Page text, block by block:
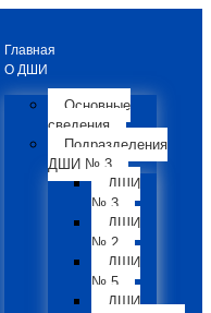
Главная
О ДШИ
Основные
сведения
Подразделения
ДШИ № 3
ДШИ
№ 3
ДШИ
№ 2
ДШИ
№ 5
ДШИ